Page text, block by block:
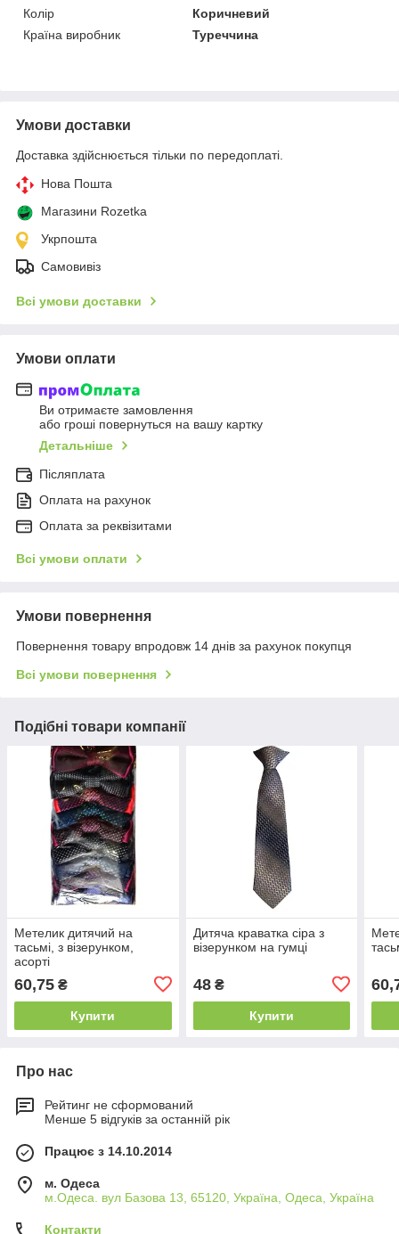
Колір
Коричневий
Країна виробник
Туреччина
Умови доставки
Доставка здійснюється тільки по передоплаті.
Нова Пошта
Магазини Rozetka
Укрпошта
Самовивіз
Всі умови доставки
Умови оплати
Ви отримаєте замовлення
або гроші повернуться на вашу картку
Детальніше
Післяплата
Оплата на рахунок
Оплата за реквізитами
Всі умови оплати
Умови повернення
Повернення товару впродовж 14 днів за рахунок покупця
Всі умови повернення
Подібні товари компанії
Метелик дитячий на
тасьмі, з візерунком,
асорті
60,75 ₴
Купити
Дитяча краватка сіра з
візерунком на гумці
48₴
Купити
Про нас
Рейтинг не сформований
Менше 5 відгуків за останній рік
Працює з 14.10.2014
м. Одеса
м.Одеса. вул Базова 13, 65120, Україна, Одеса, Україна
Контакти